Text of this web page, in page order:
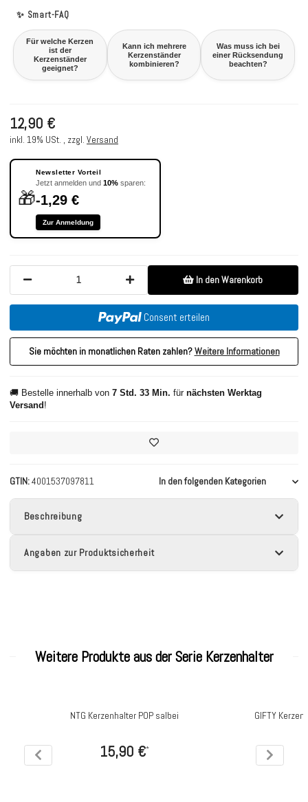
✨ Smart-FAQ
Für welche Kerzen
ist der
Kerzenständer
geeignet?
Kann ich mehrere
Kerzenständer
kombinieren?
Was muss ich bei
einer Rücksendung
beachten?
GTIN 4001537097811 In den folgenden Kategorien
12,90 €
inkl. 19% USt. , zzgl. Versand
🎁
Newsletter Vorteil
Jetzt anmelden und 10% sparen:
-1,29 €
Zur Anmeldung
In den Warenkorb
Consent erteilen
Sie möchten in monatlichen Raten zahlen?Weitere Informationen
🚚 Bestelle innerhalb von 7 Std. 33 Min. für nächsten Werktag
Versand!
Beschreibung
Angaben zur Produktsicherheit
Weitere Produkte aus der Serie Kerzenhalter
NTG Kerzenhalter POP salbei
15,90 €*
GIFTY